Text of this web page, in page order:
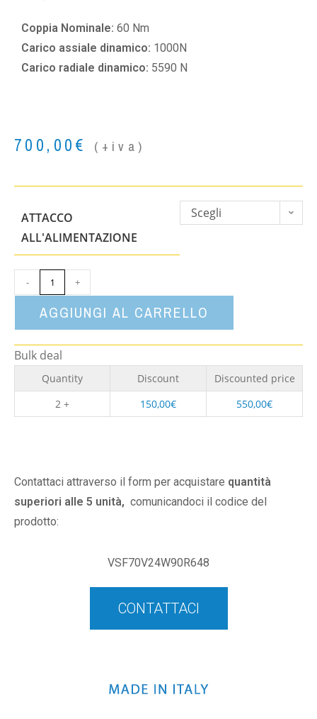
Coppia Nominale: 60 Nm
Carico assiale dinamico: 1000N
Carico radiale dinamico: 5590 N
700,00€ (+iva)
ATTACCO
ALL'ALIMENTAZIONE
Scegli
- +
AGGIUNGI AL CARRELLO
Bulk deal
Quantity Discount
Discounted price
2 +
150,00€ 550,00€
Contattaci attraverso il form per acquistare quantità
superiori alle 5 unità, comunicandoci il codice del
prodotto:
VSF70V24W90R648
CONTATTACI